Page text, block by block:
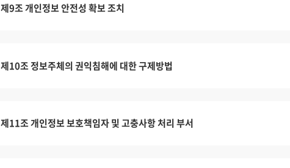
제9조 개인정보 안전성 확보 조치
제10조 정보주체의 권익침해에 대한 구제방법
제11조 개인정보 보호책임자 및 고충사항 처리 부서